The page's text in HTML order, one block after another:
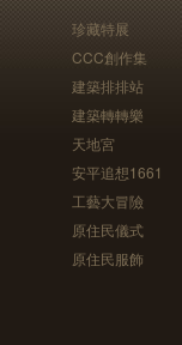
珍藏特展
CCC創作集
建築排排站
建築轉轉樂
天地宮
安平追想1661
工藝大冒險
原住民儀式
原住民服飾